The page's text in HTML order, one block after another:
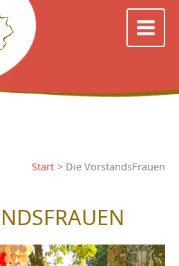
Start Die VorstandsFrauen